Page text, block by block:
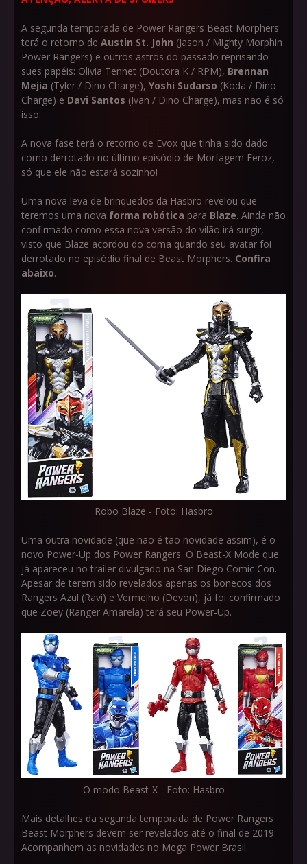
A segunda temporada de Power Rangers Beast Morphers
terá o retorno de Austin St. John (Jason / Mighty Morphin
Power Rangers) e outros astros do passado reprisando
sues papéis: Olivia Tennet (Doutora K / RPM), Brennan
Mejia (Tyler / Dino Charge), Yoshi Sudarso (Koda / Dino
Charge) e Davi Santos (Ivan / Dino Charge), mas não é só
isso.
A nova fase terá o retorno de Evox que tinha sido dado
como derrotado no último episódio de Morfagem Feroz,
só que ele não estará sozinho!
Uma nova leva de brinquedos da Hasbro revelou que
teremos uma nova forma robótica para Blaze. Ainda não
confirmado como essa nova versão do vilão irá surgir,
visto que Blaze acordou do coma quando seu avatar foi
derrotado no episódio final de Beast Morphers. Confira
abaixo.
Robo Blaze - Foto: Hasbro
Uma outra novidade (que não é tão novidade assim), é o
novo Power-Up dos Power Rangers. O Beast-X Mode que
já apareceu no trailer divulgado na San Diego Comic Con.
Apesar de terem sido revelados apenas os bonecos dos
Rangers Azul (Ravi) e Vermelho (Devon), já foi confirmado
que Zoey (Ranger Amarela) terá seu Power-Up.
O modo Beast-X - Foto: Hasbro
Mais detalhes da segunda temporada de Power Rangers
Beast Morphers devem ser revelados até o final de 2019.
Acompanhem as novidades no Mega Power Brasil.